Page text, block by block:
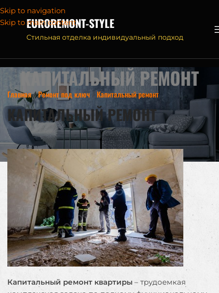
Skip to navigation
Skip to main content
EUROREMONT-STYLE
Стильная отделка индивидуальный подход
КАПИТАЛЬНЫЙ РЕМОНТ
Главная/Ремонт под ключ / Капитальный ремонт
КАПИТАЛЬНЫЙ РЕМОНТ
Капитальный ремонт квартиры – трудоемкая